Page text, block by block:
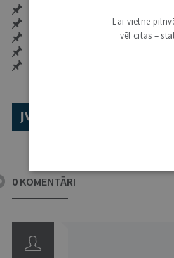
Neierobežota pieeja arhīvam
Vairāk nekā 18 000 rakstu un
Visi tematiskie numuri un
0 KOMENTĀRI
Lai vietne
vēl citas –